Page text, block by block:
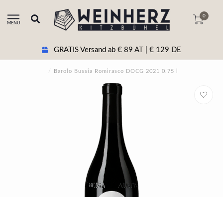
MENU
0
GRATIS Versand ab € 89 AT | € 129 DE
/ Barolo Bussia Romirasco DOCG 2021 0.75 l